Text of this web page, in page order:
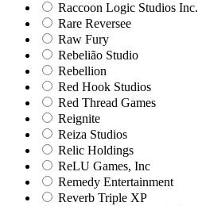
Raccoon Logic Studios Inc.
Rare Reversee
Raw Fury
Rebelião Studio
Rebellion
Red Hook Studios
Red Thread Games
Reignite
Reiza Studios
Relic Holdings
ReLU Games, Inc
Remedy Entertainment
Reverb Triple XP